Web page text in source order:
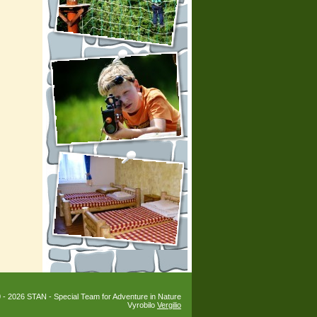
2026 STAN - Special Team for Adventure in Nature
Vyrobilo Vergilio